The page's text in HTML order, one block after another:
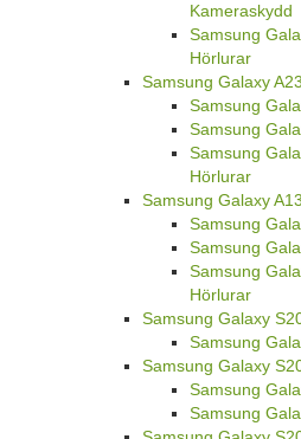
Kameraskydd
Samsung
Hörlurar
Samsung Galaxy
Samsung
Samsung
Samsung
Hörlurar
Samsung Galaxy
Samsung
Samsung
Samsung
Hörlurar
Samsung Galaxy
Samsung
Samsung Galaxy
Samsung
Samsung